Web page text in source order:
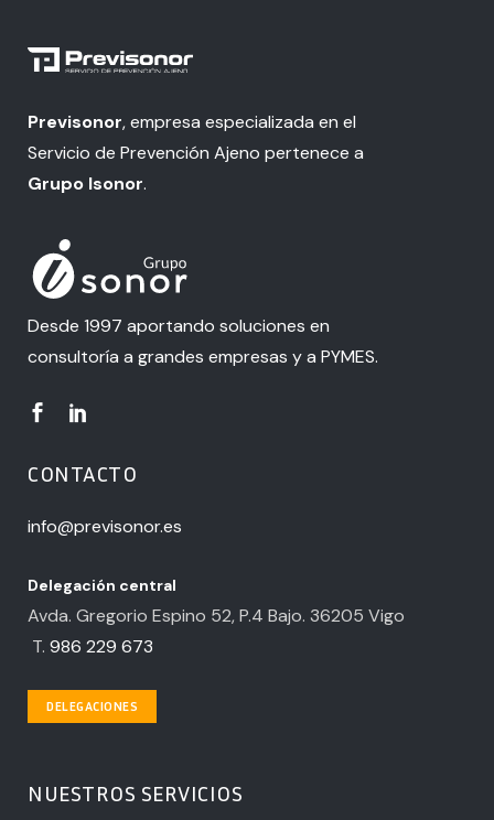
Previsonor, empresa especializada en el
Servicio de Prevención Ajeno pertenece a
Grupo Isonor.
Desde 1997 aportando soluciones en
consultoría a grandes empresas y a PYMES.
CONTACTO
info@previsonor.es
Delegación central
Avda. Gregorio Espino 52, P.4 Bajo. 36205 Vigo
T. 986 229 673
DELEGACIONES
NUESTROS SERVICIOS